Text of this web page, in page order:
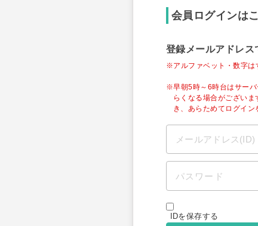
会員ログインは
登録メールアドレス
※アルファベット・数字は
※早朝5時～6時台はサー
らくなる場合がござい
き、あらためてログイン
IDを保存する